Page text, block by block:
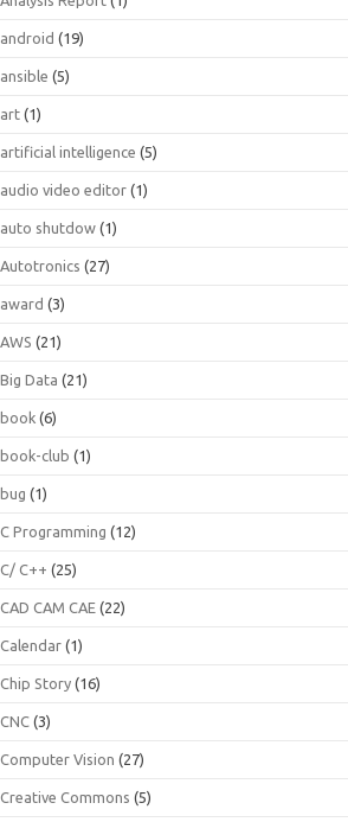
android (19)
ansible (5)
art (1)
artificial intelligence (5)
audio video editor (1)
auto shutdow (1)
Autotronics (27)
award (3)
AWS (21)
Big Data (21)
book (6)
book-club (1)
bug (1)
C Programming (12)
C/ C++ (25)
CAD CAM CAE (22)
Calendar (1)
Chip Story (16)
CNC (3)
Computer Vision (27)
Creative Commons (5)